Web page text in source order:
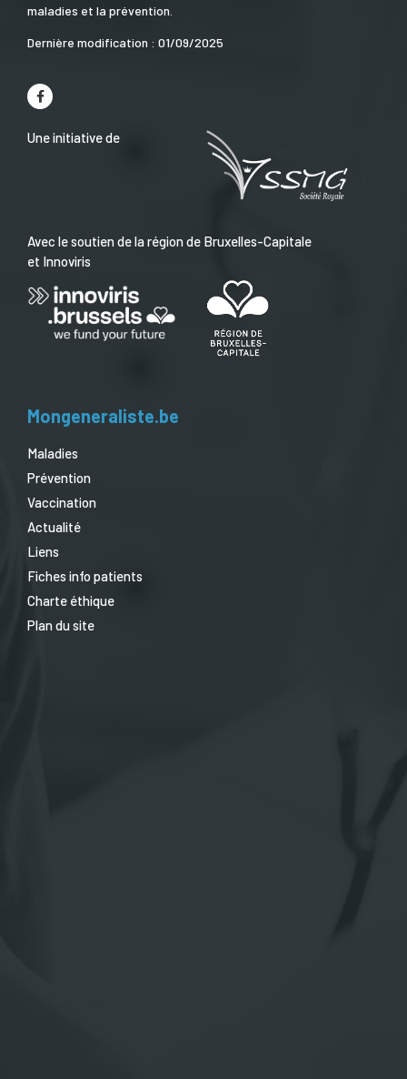
maladies et la prévention.
Dernière modification : 01/09/2025
Une initiative de
Avec le soutien de la région de Bruxelles-Capitale
et Innoviris
Mongeneraliste.be
Maladies
Prévention
Vaccination
Actualité
Liens
Fiches info patients
Charte éthique
Plan du site